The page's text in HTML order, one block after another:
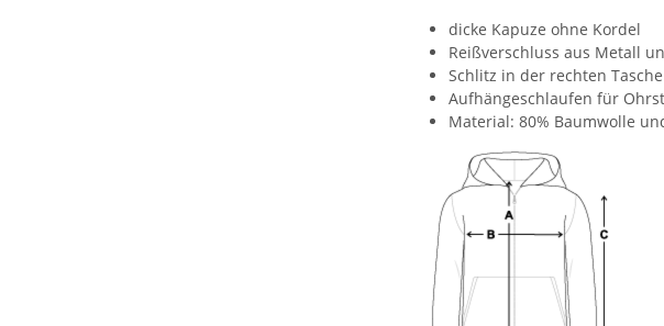
dicke Kapuze ohne Kordel
Reißverschluss aus Metall
Schlitz in der rechten
Aufhängeschlaufen für
Material: 80% Baumwolle